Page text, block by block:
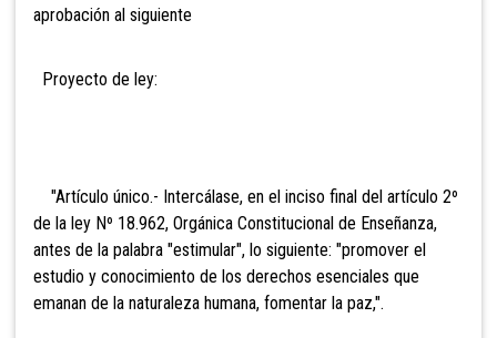
aprobación al siguiente
Proyecto de ley:
"Artículo único.- Intercálase, en el inciso final del artículo 2º
de la ley Nº 18.962, Orgánica Constitucional de Enseñanza,
antes de la palabra "estimular", lo siguiente: "promover el
estudio y conocimiento de los derechos esenciales que
emanan de la naturaleza humana, fomentar la paz,".